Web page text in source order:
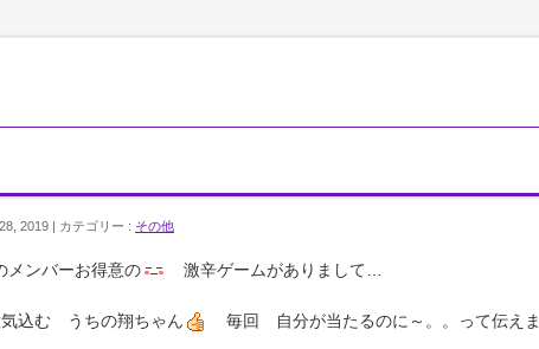
2019 カテゴリー : その他
ンバーお得意の 激辛ゲームがありまして…
気込む うちの翔ちゃん
毎回 自分が当たるのに～。。って伝えま